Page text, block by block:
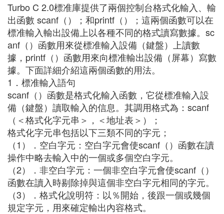
Turbo C 2.0標准庫提供了兩個控制台格式化輸入、輸
出函數 scanf（）；和printf（）；這兩個函數可以在
標准輸入輸出設備上以各種不同的格式讀寫數據。sc
anf（）函數用來從標准輸入設備（鍵盤）上讀數
據，printf（）函數用來向標准輸出設備（屏幕）寫數
據。下面詳細介紹這兩個函數的用法。
1．標准輸入語句
scanf（）函數是格式化輸入函數，它從標准輸入設
備（鍵盤）讀取輸入的信息。其調用格式為：scanf
（＜格式化字元串＞，＜地址表＞）；
格式化字元串包括以下三類不同的字元；
（1）．空白字元：空白字元會使scanf（）函數在讀
操作中略去輸入中的一個或多個空白字元。
（2）．非空白字元：一個非空白字元會使scanf（）
函數在讀入時剔除掉與這個非空白字元相同的字元。
（3）．格式化說明符：以％開始，後跟一個或幾個
規定字元，用來確定輸出內容格式。